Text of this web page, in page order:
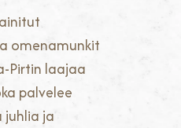
omenamunkit
Pirtin laajaa
palvelee
juhlia ja